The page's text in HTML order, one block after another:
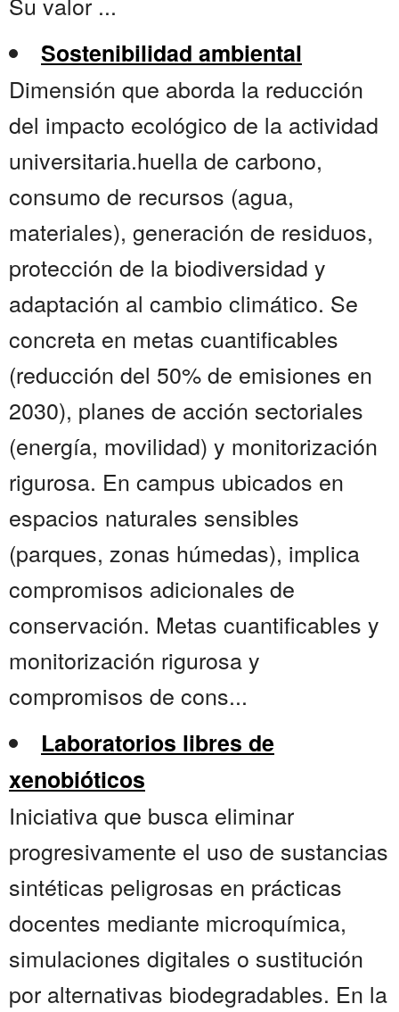
Sostenibilidad ambiental
Dimensión que aborda la reducción
del impacto ecológico de la actividad
universitaria.huella de carbono,
consumo de recursos (agua,
materiales), generación de residuos,
protección de la biodiversidad y
adaptación al cambio climático. Se
concreta en metas cuantificables
(reducción del 50% de emisiones en
2030), planes de acción sectoriales
(energía, movilidad) y monitorización
rigurosa. En campus ubicados en
espacios naturales sensibles
(parques, zonas húmedas), implica
compromisos adicionales de
conservación. Metas cuantificables y
monitorización rigurosa y
compromisos de cons...
Laboratorios libres de
xenobióticos
Iniciativa que busca eliminar
progresivamente el uso de sustancias
sintéticas peligrosas en prácticas
docentes mediante microquímica,
simulaciones digitales o sustitución
por alternativas biodegradables. En la